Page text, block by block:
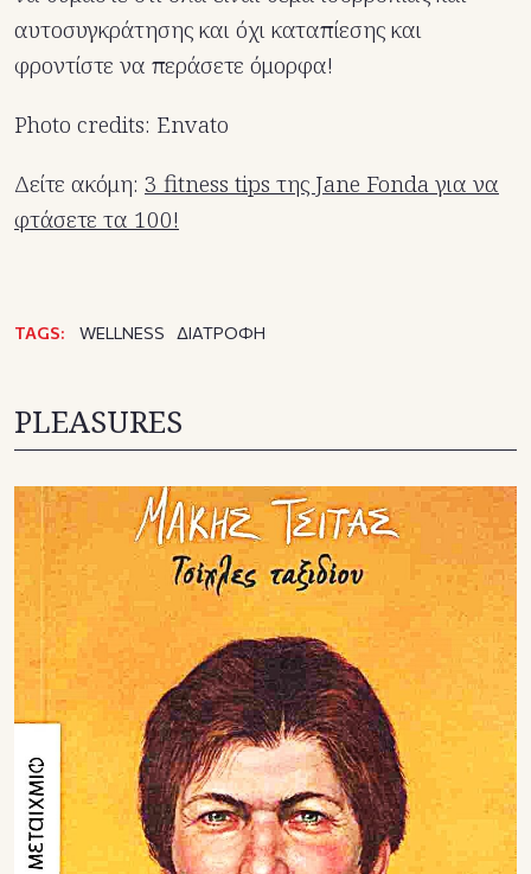
αυτοσυγκράτησης και όχι καταπίεσης και
φροντίστε να περάσετε όμορφα!
Photo credits: Envato
Δείτε ακόμη: 3 fitness tips της Jane Fonda για να
φτάσετε τα 100!
TAGS: WELLNESS ΔΙΑΤΡΟΦΗ
PLEASURES